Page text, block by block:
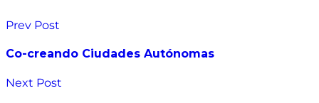
Prev Post
Co-creando Ciudades Autónomas
Next Post